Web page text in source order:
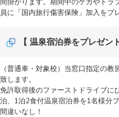
員に「国内旅行傷害保険」加入をプ
【 温泉宿泊券をプレゼント
（普通車・対象校）当窓口指定の
致します。
免許取得後のファーストドライブに
泊、1泊2食付温泉宿泊券を1名様分
間違いなし！